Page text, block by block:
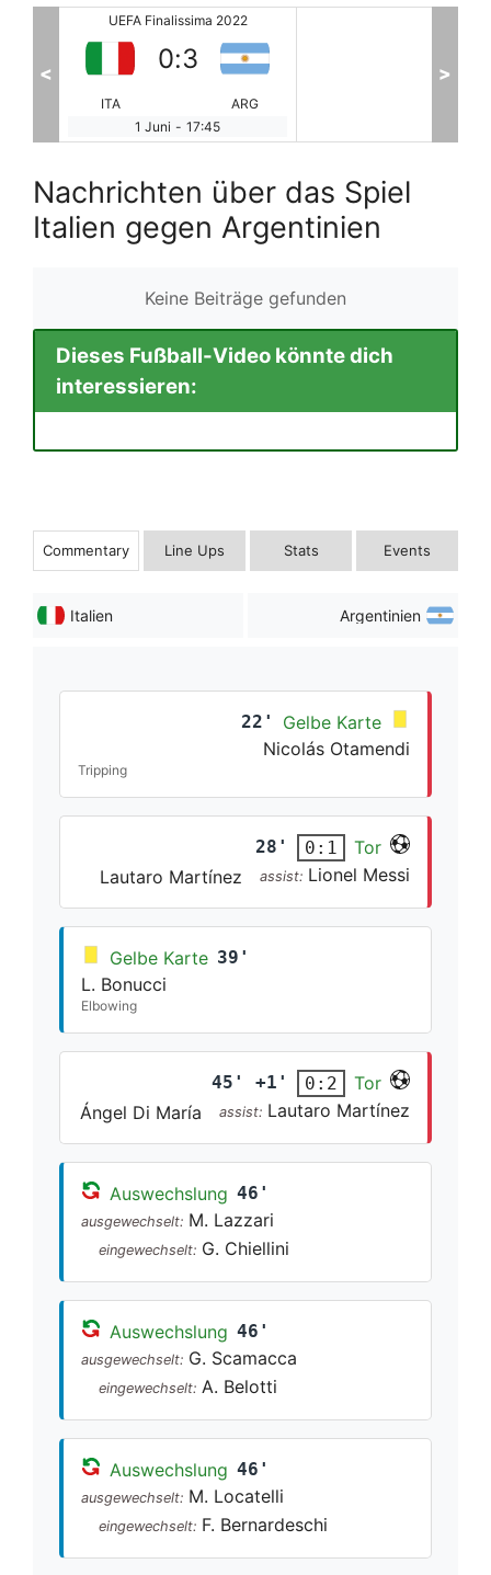
UEFA Finalissima 2022
ITA
0:3
ARG
1 Juni - 17:45
< >
Nachrichten über das Spiel
Italien gegen Argentinien
Keine Beiträge gefunden
Dieses Fußball-Video könnte dich
interessieren:
Commentary Line Ups Stats Events
Italien Argentinien
22'
Gelbe Karte
Nicolás Otamendi
Tripping
28' 0:1
Tor
Lautaro Martínez
assist: Lionel Messi
Gelbe Karte 39'
L. Bonucci
Elbowing
45' +1' 0:2
Tor
Ángel Di María
assist: Lautaro Martínez
Auswechslung 46'
ausgewechselt: M. Lazzari
eingewechselt: G. Chiellini
Auswechslung 46'
ausgewechselt: G. Scamacca
eingewechselt: A. Belotti
Auswechslung 46'
ausgewechselt: M. Locatelli
eingewechselt: F. Bernardeschi